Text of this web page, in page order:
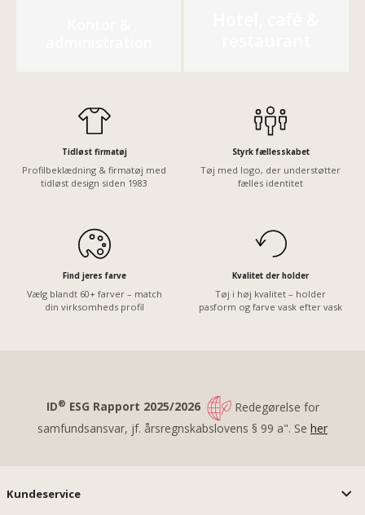
Tidløst firmatøj
Profilbeklædning & firmatøj med
tidløst design siden 1983
Styrk fællesskabet
Tøj med logo, der understøtter
fælles identitet
Find jeres farve
Vælg blandt 60+ farver – match
din virksomheds profil
Kvalitet der holder
Tøj i høj kvalitet – holder
pasform og farve vask efter vask
ID® ESG Rapport 2025/2026
Redegørelse for
samfundsansvar, jf. årsregnskabslovens § 99 a". Se her
Kundeservice